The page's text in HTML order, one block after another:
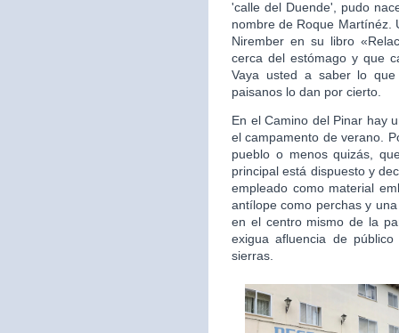
'calle del Duende', pudo
nombre de Roque Martínéz.
Nirember en su libro
cerca del estómago y que
Vaya usted a saber lo
paisanos lo dan por cierto.
En el Camino del Pinar hay
el campamento de verano.
pueblo o menos quizás,
principal está dispuesto y
empleado como material
antílope como perchas y
en el centro mismo de la
exigua afluencia de
sierras.